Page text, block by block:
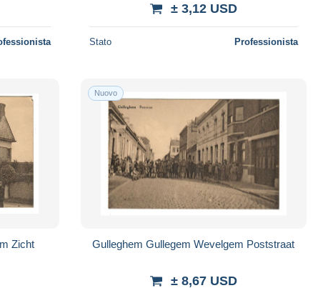
± 3,12 USD
Stato Professionista
Nuovo
Gulleghem Gullegem Wevelgem Poststraat
± 8,67 USD